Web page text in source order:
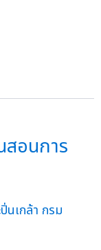
สอนการ